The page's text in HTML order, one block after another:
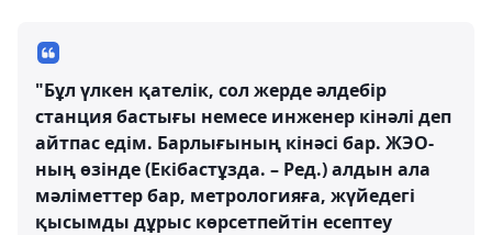
"Бұл үлкен қателік, сол жерде әлдебір
станция бастығы немесе инженер кінәлі деп
айтпас едім. Барлығының кінәсі бар. ЖЭО-
ның өзінде (Екібастұзда. – Ред.) алдын ала
мәліметтер бар, метрологияға, жүйедегі
қысымды дұрыс көрсетпейтін есептеу